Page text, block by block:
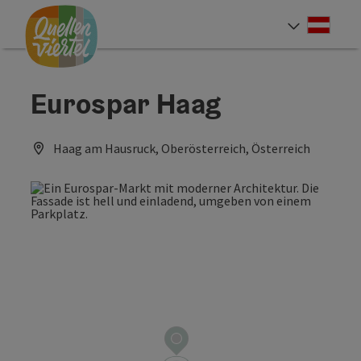
Zum Inhalt
Zur Navigation
Zum Seitenanfang
Eurospar Haag
Haag am Hausruck, Oberösterreich, Österreich